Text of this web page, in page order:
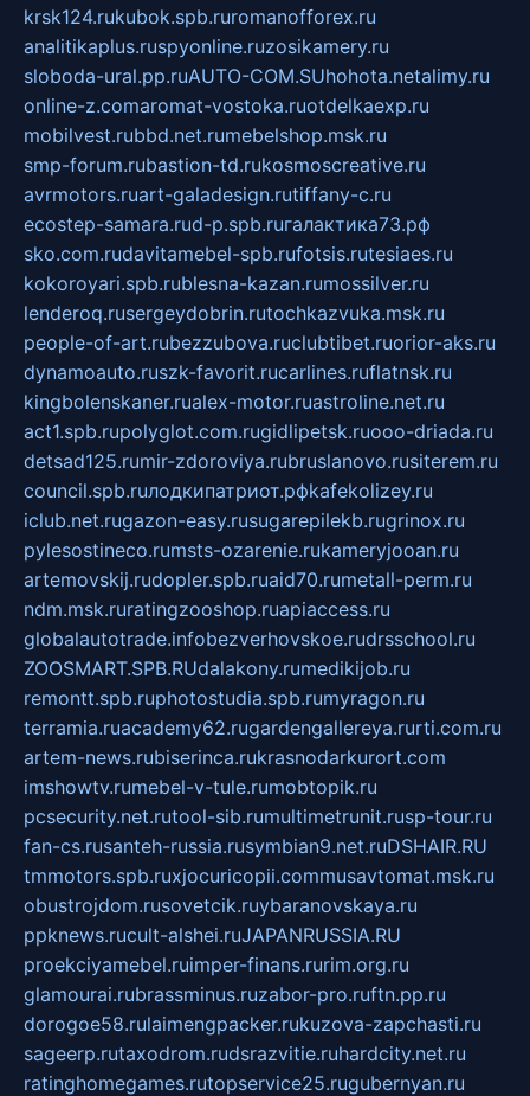
krsk124.rukubok.spb.ruromanofforex.ru
analitikaplus.ruspyonline.ruzosikamery.ru
sloboda-ural.pp.ruAUTO-COM.SUhohota.netalimy.ru
online-z.comaromat-vostoka.ruotdelkaexp.ru
mobilvest.rubbd.net.rumebelshop.msk.ru
smp-forum.rubastion-td.rukosmoscreative.ru
avrmotors.ruart-galadesign.rutiffany-c.ru
ecostep-samara.rud-p.spb.ruгалактика73.рф
sko.com.rudavitamebel-spb.rufotsis.rutesiaes.ru
kokoroyari.spb.rublesna-kazan.rumossilver.ru
lenderoq.rusergeydobrin.rutochkazvuka.msk.ru
people-of-art.rubezzubova.ruclubtibet.ruorior-aks.ru
dynamoauto.ruszk-favorit.rucarlines.ruflatnsk.ru
kingbolenskaner.rualex-motor.ruastroline.net.ru
act1.spb.rupolyglot.com.rugidlipetsk.ruooo-driada.ru
detsad125.rumir-zdoroviya.rubruslanovo.rusiterem.ru
council.spb.ruлодкипатриот.рфkafekolizey.ru
iclub.net.rugazon-easy.rusugarepilekb.rugrinox.ru
pylesostineco.rumsts-ozarenie.rukameryjooan.ru
artemovskij.rudopler.spb.ruaid70.rumetall-perm.ru
ndm.msk.ruratingzooshop.ruapiaccess.ru
globalautotrade.infobezverhovskoe.rudrsschool.ru
ZOOSMART.SPB.RUdalakony.rumedikijob.ru
remontt.spb.ruphotostudia.spb.rumyragon.ru
terramia.ruacademy62.rugardengallereya.rurti.com.ru
artem-news.rubiserinca.rukrasnodarkurort.com
imshowtv.rumebel-v-tule.rumobtopik.ru
pcsecurity.net.rutool-sib.rumultimetrunit.rusp-tour.ru
fan-cs.rusanteh-russia.rusymbian9.net.ruDSHAIR.RU
tmmotors.spb.ruxjocuricopii.commusavtomat.msk.ru
obustrojdom.rusovetcik.ruybaranovskaya.ru
ppknews.rucult-alshei.ruJAPANRUSSIA.RU
proekciyamebel.ruimper-finans.rurim.org.ru
glamourai.rubrassminus.ruzabor-pro.ruftn.pp.ru
dorogoe58.rulaimengpacker.rukuzova-zapchasti.ru
sageerp.rutaxodrom.rudsrazvitie.ruhardcity.net.ru
ratinghomegames.rutopservice25.rugubernyan.ru